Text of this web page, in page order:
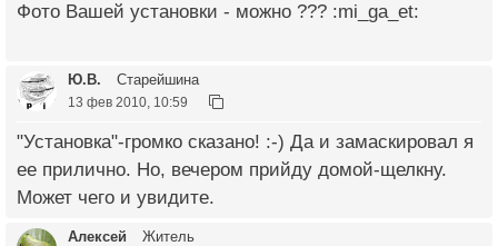
Фото Вашей установки - можно ??? :mi_ga_et:
Ю.В. Старейшина
13 фев 2010, 10:59
"Установка"-громко сказано! :-) Да и замаскировал я
ее прилично. Но, вечером прийду домой-щелкну.
Может чего и увидите.
Алексей Житель